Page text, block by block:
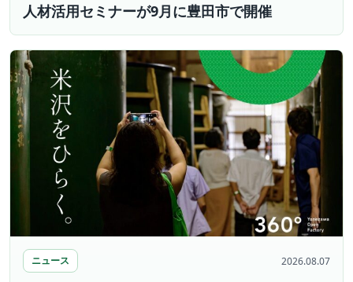
人材活用セミナーが9月に豊田市で開催
ニュース 2026.08.07